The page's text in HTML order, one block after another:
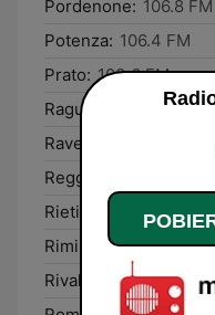
Pordenone: 106.8 FM
Potenza: 106.4 FM
Prato: 103.6 FM
Ragusa:
97.3 FM
Ravenna:
Reggio Calabria:
Rieti:
90.8 FM
Rimini:
100.3 FM
Rivalta di Torino: